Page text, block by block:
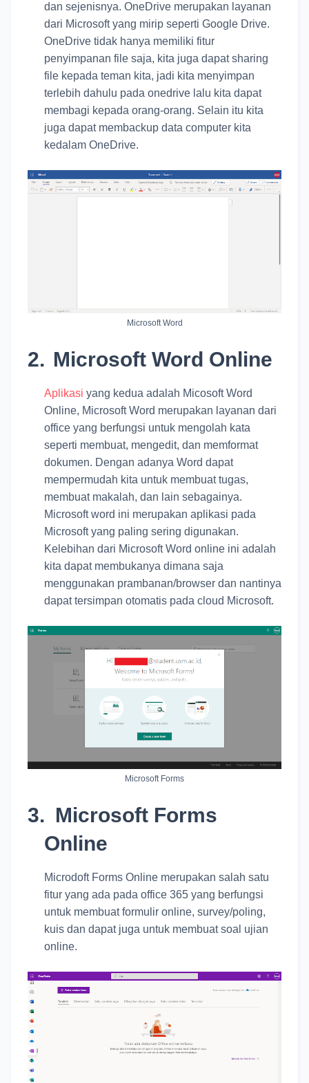
dan sejenisnya. OneDrive merupakan layanan
dari Microsoft yang mirip seperti Google Drive.
OneDrive tidak hanya memiliki fitur
penyimpanan file saja, kita juga dapat sharing
file kepada teman kita, jadi kita menyimpan
terlebih dahulu pada onedrive lalu kita dapat
membagi kepada orang-orang. Selain itu kita
juga dapat membackup data computer kita
kedalam OneDrive.
Microsoft Word
2. Microsoft Word Online
Aplikasi yang kedua adalah Micosoft Word
Online, Microsoft Word merupakan layanan dari
office yang berfungsi untuk mengolah kata
seperti membuat, mengedit, dan memformat
dokumen. Dengan adanya Word dapat
mempermudah kita untuk membuat tugas,
membuat makalah, dan lain sebagainya.
Microsoft word ini merupakan aplikasi pada
Microsoft yang paling sering digunakan.
Kelebihan dari Microsoft Word online ini adalah
kita dapat membukanya dimana saja
menggunakan prambanan/browser dan nantinya
dapat tersimpan otomatis pada cloud Microsoft.
Microsoft Forms
3. Microsoft Forms
Online
Microdoft Forms Online merupakan salah satu
fitur yang ada pada office 365 yang berfungsi
untuk membuat formulir online, survey/poling,
kuis dan dapat juga untuk membuat soal ujian
online.